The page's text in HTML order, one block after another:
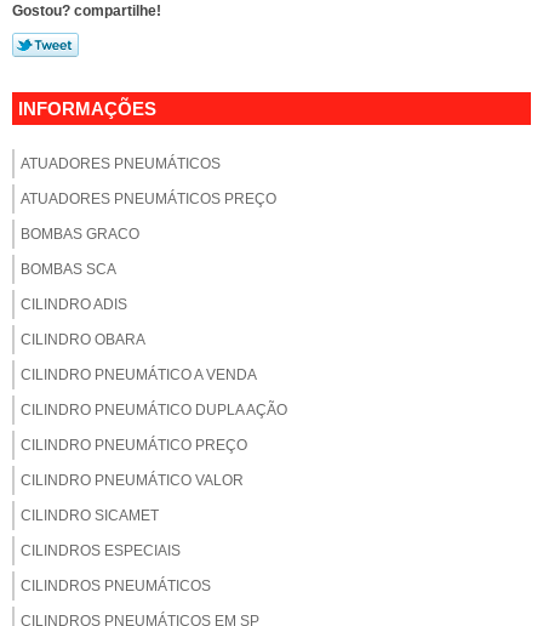
Gostou? compartilhe!
INFORMAÇÕES
ATUADORES PNEUMÁTICOS
ATUADORES PNEUMÁTICOS PREÇO
BOMBAS GRACO
BOMBAS SCA
CILINDRO ADIS
CILINDRO OBARA
CILINDRO PNEUMÁTICO A VENDA
CILINDRO PNEUMÁTICO DUPLA AÇÃO
CILINDRO PNEUMÁTICO PREÇO
CILINDRO PNEUMÁTICO VALOR
CILINDRO SICAMET
CILINDROS ESPECIAIS
CILINDROS PNEUMÁTICOS
CILINDROS PNEUMÁTICOS EM SP